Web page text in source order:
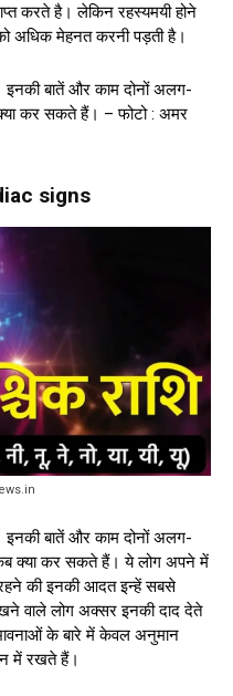
करते है। लेकिन रहस्यमयी होने
अधिक मेहनत करनी पड़ती है।
इनकी बातें और काम दोनों अलग-
कर सकते हैं। – फोटो : अमर
signs
इनकी बातें और काम दोनों अलग-
क्या कर सकते हैं। ये लोग अपने में
की इनकी आदत इन्हें सबसे
वाले लोग अक्सर इनकी दाद देते
के बारे में केवल अनुमान
में रखते हैं।